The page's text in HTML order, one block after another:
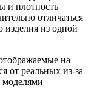
и плотность
отличаться
из одной
на
от реальных из-за
моделями